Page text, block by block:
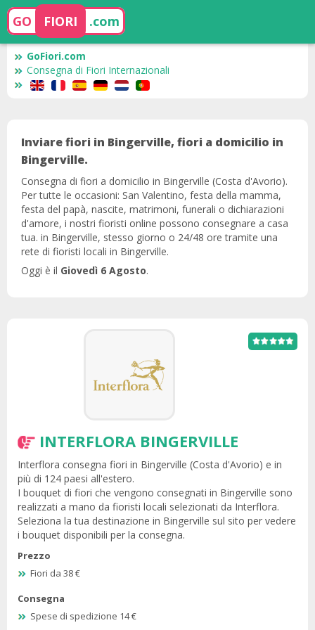
GO FIORI .com
GoFiori.com
Consegna di Fiori Internazionali
Inviare fiori in Bingerville, fiori a domicilio in
Bingerville.
Consegna di fiori a domicilio in Bingerville (Costa d'Avorio).
Per tutte le occasioni: San Valentino, festa della mamma,
festa del papà, nascite, matrimoni, funerali o dichiarazioni
d'amore, i nostri fioristi online possono consegnare a casa
tua. in Bingerville, stesso giorno o 24/48 ore tramite una
rete di fioristi locali in Bingerville.
Oggi è il Giovedì 6 Agosto.
INTERFLORA BINGERVILLE
Interflora consegna fiori in Bingerville (Costa d'Avorio) e in
più di 124 paesi all'estero.
I bouquet di fiori che vengono consegnati in Bingerville sono
realizzati a mano da fioristi locali selezionati da Interflora.
Seleziona la tua destinazione in Bingerville sul sito per vedere
i bouquet disponibili per la consegna.
Prezzo
Fiori da 38 €
Consegna
Spese di spedizione 14 €